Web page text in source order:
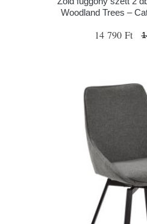
Woodland Trees –
14 790 Ft